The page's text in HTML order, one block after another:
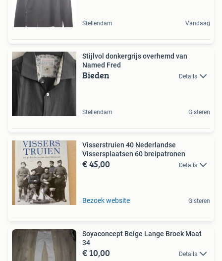
Stellendam Vandaag
Stijlvol donkergrijs overhemd van
Named Fred
Bieden Details
Stellendam Gisteren
Visserstruien 40 Nederlandse
Vissersplaatsen 60 breipatronen
€ 45,00 Details
Bezoek website Gisteren
Soyaconcept Beige Lange Broek Maat
34
€ 10,00 Details